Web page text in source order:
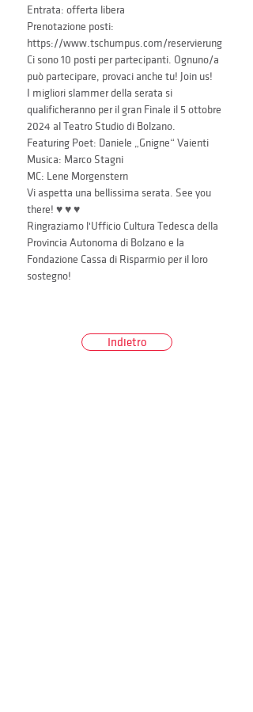
Entrata: offerta libera
Prenotazione posti:
https://www.tschumpus.com/reservierung
Ci sono 10 posti per partecipanti. Ognuno/a
può partecipare, provaci anche tu! Join us!
I migliori slammer della serata si
qualificheranno per il gran Finale il 5 ottobre
2024 al Teatro Studio di Bolzano.
Featuring Poet: Daniele „Gnigne“ Vaienti
Musica: Marco Stagni
MC: Lene Morgenstern
Vi aspetta una bellissima serata. See you
there! ♥️ ♥️ ♥️
Ringraziamo l'Ufficio Cultura Tedesca della
Provincia Autonoma di Bolzano e la
Fondazione Cassa di Risparmio per il loro
sostegno!
Indietro